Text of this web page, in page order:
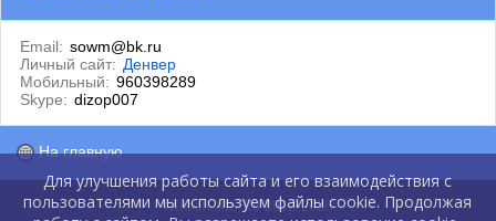
Email: sowm@bk.ru
Личный сайт: Денвер
Мобильный: 960398289
Skype: dizop007
На главную
GlobalCMS.Ru 2012-2026
Для улучшения работы сайта и его взаимодействия с
пользователями мы используем файлы cookie. Продолжая